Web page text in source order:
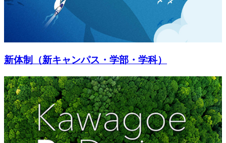
新体制（新キャンパス・学部・学科）